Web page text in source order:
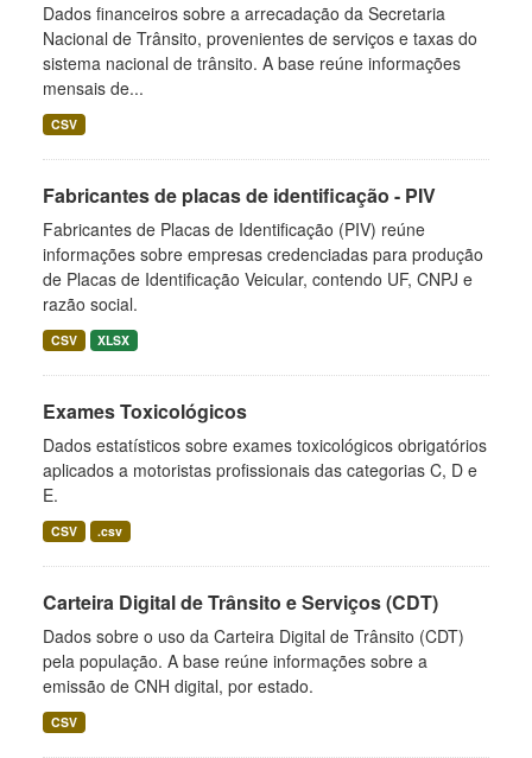
Dados financeiros sobre a arrecadação da Secretaria
Nacional de Trânsito, provenientes de serviços e taxas do
sistema nacional de trânsito. A base reúne informações
mensais de...
CSV
Fabricantes de placas de identificação - PIV
Fabricantes de Placas de Identificação (PIV) reúne
informações sobre empresas credenciadas para produção
de Placas de Identificação Veicular, contendo UF, CNPJ e
razão social.
CSV XLSX
Exames Toxicológicos
Dados estatísticos sobre exames toxicológicos obrigatórios
aplicados a motoristas profissionais das categorias C, D e
E.
CSV .csv
Carteira Digital de Trânsito e Serviços (CDT)
Dados sobre o uso da Carteira Digital de Trânsito (CDT)
pela população. A base reúne informações sobre a
emissão de CNH digital, por estado.
CSV